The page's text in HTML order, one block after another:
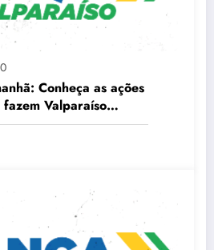
0
Conheça as ações
Valparaíso